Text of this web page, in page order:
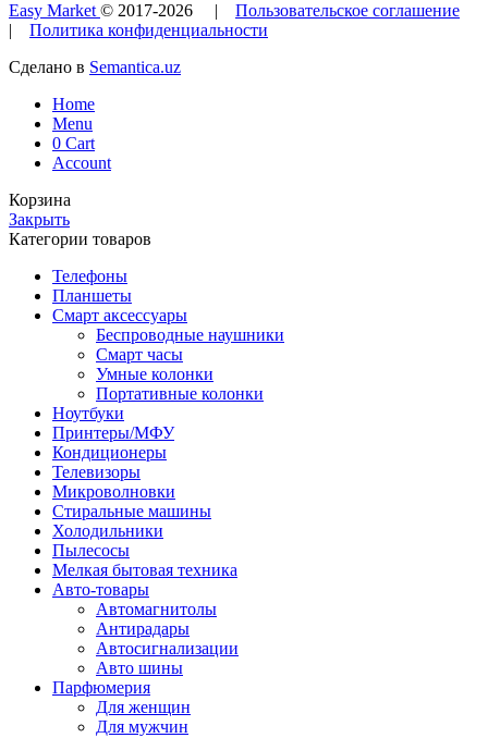
Easy Market © 2017-2026 | Пользовательское соглашение
| Политика конфиденциальности
Сделано в Semantica.uz
Home
Menu
0 Cart
Account
Корзина
Закрыть
Категории товаров
Телефоны
Планшеты
Смарт аксессуары
Беспроводные наушники
Смарт часы
Умные колонки
Портативные колонки
Ноутбуки
Принтеры/МФУ
Кондиционеры
Телевизоры
Микроволновки
Стиральные машины
Холодильники
Пылесосы
Мелкая бытовая техника
Авто-товары
Автомагнитолы
Антирадары
Автосигнализации
Авто шины
Парфюмерия
Для женщин
Для мужчин